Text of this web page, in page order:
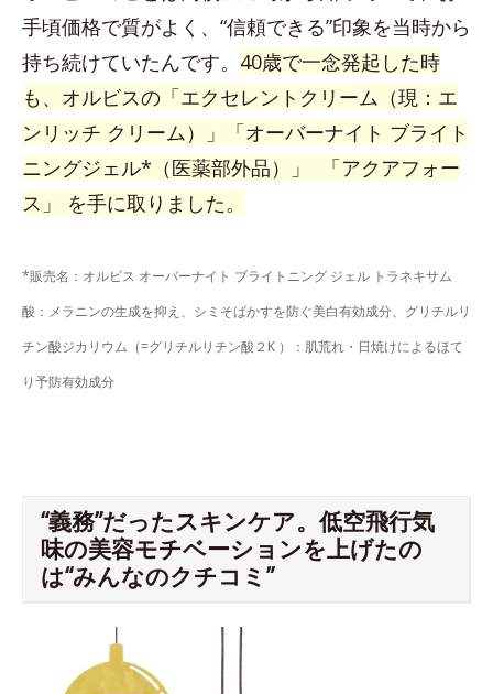
手頃価格で質がよく、“信頼できる”印象を当時から
持ち続けていたんです。 40歳で一念発起した時
も、オルビスの「エクセレントクリーム（現：エ
ンリッチ クリーム）」「オーバーナイト ブライト
ニングジェル*（医薬部外品）」 「アクアフォー
ス」
を手に取りました。
*販売名：オルビス オーバーナイト ブライトニング ジェル トラネキサム
酸：メラニンの生成を抑え、シミそばかすを防ぐ美白有効成分、グリチルリ
チン酸ジカリウム（=グリチルリチン酸２K ）：肌荒れ・日焼けによるほて
り予防有効成分
“義務”だったスキンケア。低空飛行気
味の美容モチベーションを上げたの
は“みんなのクチコミ”